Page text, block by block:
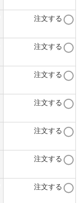
注文する
注文する
注文する
注文する
注文する
注文する
注文する